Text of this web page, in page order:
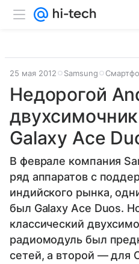
25 мая 2012 Samsung
Недорогой
Galaxy Ace
В феврале компания
ряд аппаратов с
индийского рынка,
был Galaxy Ace Duos.
классический
радиомодуль был
сетей, а второй — для